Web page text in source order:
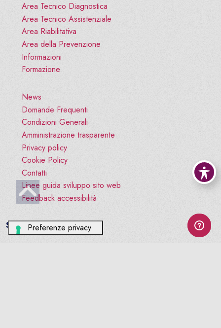
Area Tecnico Diagnostica
Area Tecnico Assistenziale
Area Riabilitativa
Area della Prevenzione
Informazioni
Formazione
News
Domande Frequenti
Condizioni Generali
Amministrazione trasparente
Privacy policy
Cookie Policy
Contatti
Linee guida sviluppo sito web
Feedback accessibilità
Social
Vai all'inizio pagina